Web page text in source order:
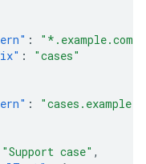
: "*.example.com"
:
"cases"
:
"Support case" ,